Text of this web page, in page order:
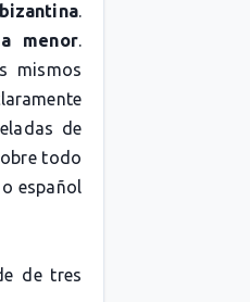
.
menor.
mismos
de
todo
español
de tres